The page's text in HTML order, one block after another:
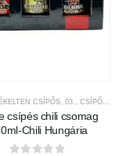
,AJÁNDÉK TERMÉKEK ,CHILI
CSÍPŐS 03., CSÍPŐS
csípés chili csomag
Chili Hungária